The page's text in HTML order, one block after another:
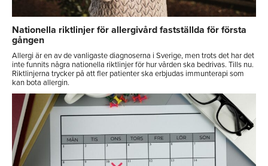
Nationella riktlinjer för allergivård fastställda för första
gången
Allergi är en av de vanligaste diagnoserna i Sverige, men trots det har det
inte funnits några nationella riktlinjer för hur vården ska bedrivas. Tills nu.
Riktlinjerna trycker på att fler patienter ska erbjudas immunterapi som
kan bota allergin.